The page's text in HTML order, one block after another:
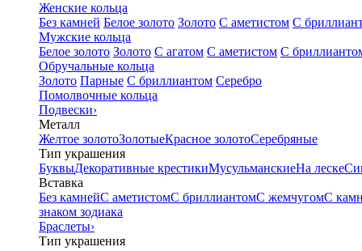
Женские кольца
Без камней Белое золото Золото С аметистом С
Мужские кольца
Белое золото Золото С агатом С аметистом С
Обручальные кольца
Золото Парные С бриллиантом Серебро
Помолвочные кольца
Подвески›
Металл
Желтое золотоЗолотыеКрасное золотоСеребряные
Тип украшения
БуквыДекоративные крестикиМусульманскиеНа леске
Вставка
Без камнейС аметистомС бриллиантомС жемчугомС
знаком зодиака
Браслеты›
Тип украшения